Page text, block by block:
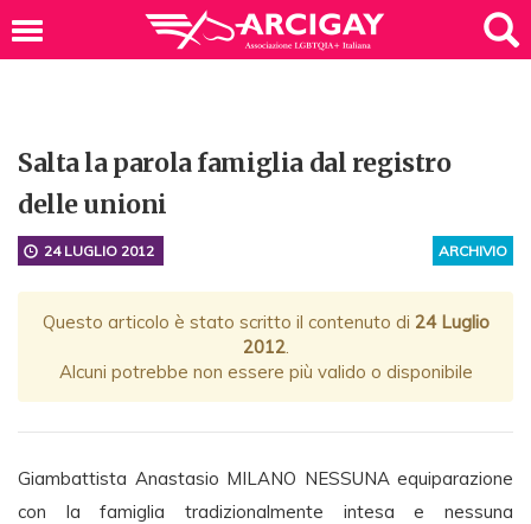
Salta la parola famiglia dal registro
delle unioni
ARCHIVIO
24 LUGLIO 2012
Questo articolo è stato scritto il contenuto di 24 Luglio
2012.
Alcuni potrebbe non essere più valido o disponibile
Giambattista Anastasio MILANO NESSUNA equiparazione
con la famiglia tradizionalmente intesa e nessuna